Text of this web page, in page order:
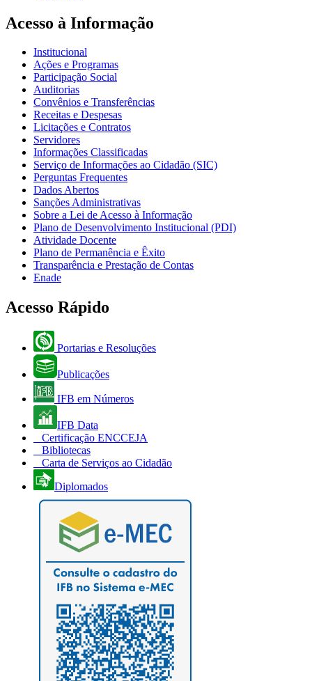
Acesso à Informação
Institucional
Ações e Programas
Participação Social
Auditorias
Convênios e Transferências
Receitas e Despesas
Licitações e Contratos
Servidores
Informações Classificadas
Serviço de Informações ao Cidadão (SIC)
Perguntas Frequentes
Dados Abertos
Sanções Administrativas
Sobre a Lei de Acesso à Informação
Plano de Desenvolvimento Institucional (PDI)
Atividade Docente
Plano de Permanência e Êxito
Transparência e Prestação de Contas
Enade
Acesso Rápido
Portarias e Resoluções
Publicações
IFB em Números
IFB Data
Certificação ENCCEJA
Bibliotecas
Carta de Serviços ao Cidadão
Diplomados